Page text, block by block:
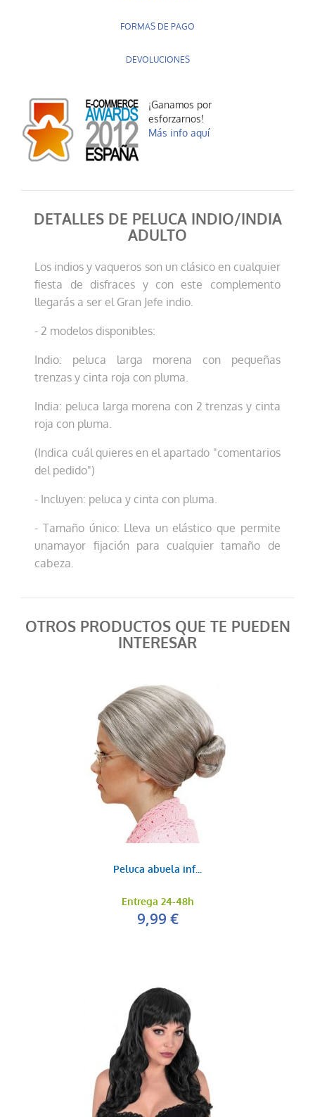
FORMAS DE PAGO
DEVOLUCIONES
¡Ganamos por
esforzarnos!
Más info aquí
DETALLES DE PELUCA INDIO/INDIA
ADULTO
Los indios y vaqueros son un clásico en cualquier
fiesta de disfraces y con este complemento
llegarás a ser el Gran Jefe indio.
- 2 modelos disponibles:
Indio: peluca larga morena con pequeñas
trenzas y cinta roja con pluma.
India: peluca larga morena con 2 trenzas y cinta
roja con pluma.
(Indica cuál quieres en el apartado "comentarios
del pedido")
- Incluyen: peluca y cinta con pluma.
- Tamaño único: Lleva un elástico que permite
unamayor fijación para cualquier tamaño de
cabeza.
OTROS PRODUCTOS QUE TE PUEDEN
INTERESAR
Peluca abuela inf...
Entrega 24-48h
9,99 €